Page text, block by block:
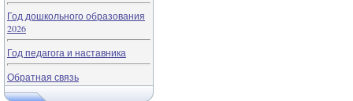
Год дошкольного образования
2026
Год педагога и наставника
Обратная связь